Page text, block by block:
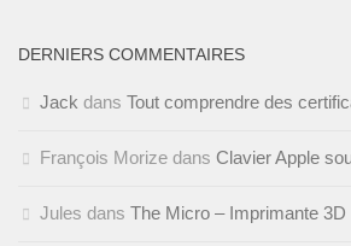
DERNIERS COMMENTAIRES
Jack dans Tout comprendre des
François Morize dans Clavier Apple
Jules dans The Micro – Imprimante 3D